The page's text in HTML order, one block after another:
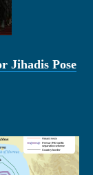
Jihadis Pose